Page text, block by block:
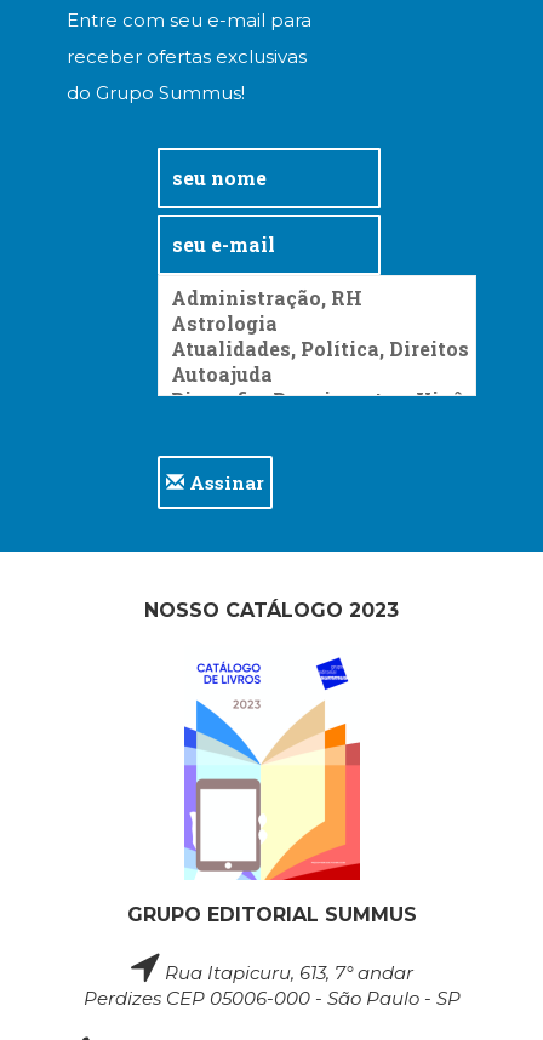
Entre com seu e-mail para
receber ofertas exclusivas
do Grupo Summus!
Assinar
NOSSO CATÁLOGO 2023
GRUPO EDITORIAL SUMMUS
Rua Itapicuru, 613, 7° andar
Perdizes CEP 05006-000 - São Paulo - SP